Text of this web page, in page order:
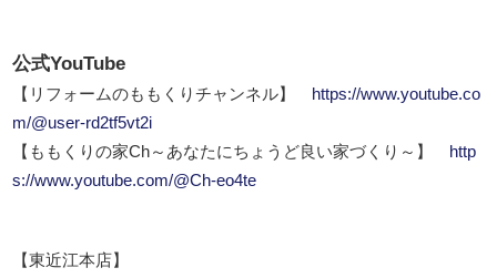
公式YouTube
【リフォームのももくりチャンネル】
https://www.youtube.co
m/@user-rd2tf5vt2i
【ももくりの家Ch～あなたにちょうど良い家づくり～】
http
s://www.youtube.com/@Ch-eo4te
【東近江本店】